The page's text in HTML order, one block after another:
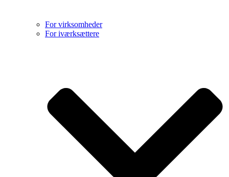
For virksomheder
For iværksættere